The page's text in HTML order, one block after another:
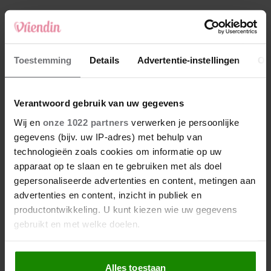
Toestemming Details Advertentie-instellingen
Verantwoord gebruik van uw gegevens
Wij en onze 1022 partners verwerken je persoonlijke
gegevens (bijv. uw IP-adres) met behulp van
technologieën zoals cookies om informatie op uw
apparaat op te slaan en te gebruiken met als doel
gepersonaliseerde advertenties en content, metingen aan
advertenties en content, inzicht in publiek en
productontwikkeling. U kunt kiezen wie uw gegevens
gebruikt en met welke doelen.
Als u het toestaat, willen we ook graag:
Alles toestaan
4 fluistert hij. Ik sluit mijn ogen en zwijg’
5 Makelaar Mandy: ‘Vrijdagavond belde Bart.
Hij sprak eng kalm’
Nieuw